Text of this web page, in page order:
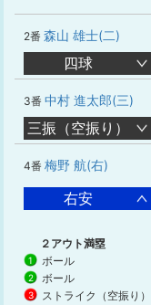
2番 森山 雄士(二)
四球
3番 中村 進太郎(三)
三振（空振り）
4番 梅野 航(右)
右安
２アウト満塁
1 ボール
2 ボール
3 ストライク（空振り）